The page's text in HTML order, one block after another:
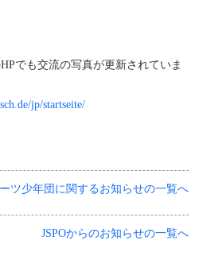
でも交流の写真が更新されていま
jp/startseite/
ツ少年団に関するお知らせの一覧へ
JSPOからのお知らせの一覧へ